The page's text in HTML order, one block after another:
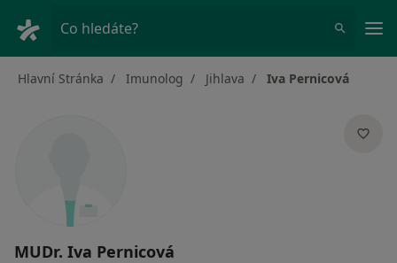
Co hledáte?
Hlavní Stránka Imunolog Jihlava Iva Pernicová
MUDr. Iva Pernicová